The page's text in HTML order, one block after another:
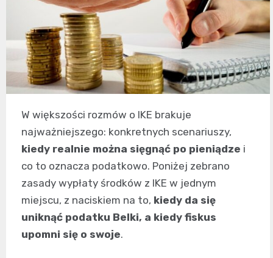
W większości rozmów o IKE brakuje
najważniejszego: konkretnych scenariuszy,
kiedy realnie można sięgnąć po pieniądze i
co to oznacza podatkowo. Poniżej zebrano
zasady wypłaty środków z IKE w jednym
miejscu, z naciskiem na to, kiedy da się
uniknąć podatku Belki, a kiedy fiskus
upomni się o swoje.